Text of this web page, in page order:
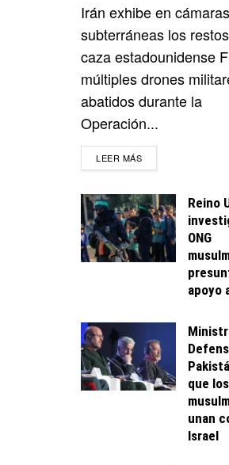
Irán exhibe en cámaras
subterráneas los
caza estadounidense
múltiples drones
abatidos durante la
Operación...
LEER MÁSDETAILS
Reino
ONG
apoyo
que
unan
Israel